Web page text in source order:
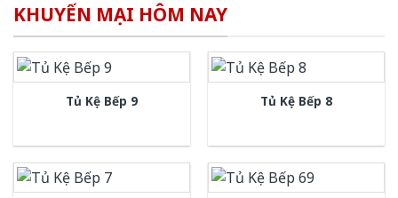
KHUYẾN MẠI HÔM NAY
Tủ Kệ Bếp 9 Tủ Kệ Bếp 8